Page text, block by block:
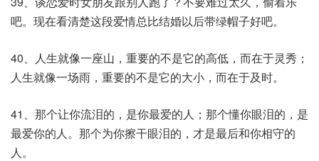
吧。现在看清楚这段爱情总比结婚以后带绿帽子好吧。
40、人生就像一座山，重要的不是它的高低，而在于灵秀；
人生就像一场雨，重要的不是它的大小，而在于及时。
41、那个让你流泪的，是你最爱的人；那个懂你眼泪的，是
最爱你的人。那个为你擦干眼泪的，才是最后和你相守的
人。